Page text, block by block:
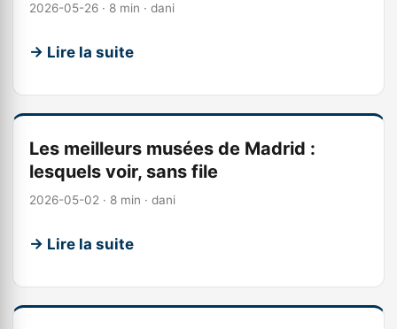
2026-05-26 · 8 min · dani
→ Lire la suite
Les meilleurs musées de Madrid :
lesquels voir, sans file
2026-05-02 · 8 min · dani
→ Lire la suite